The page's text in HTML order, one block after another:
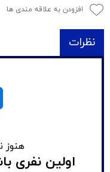
افزودن به علاقه مندی ها
نظرات
هنوز
اولین نفری